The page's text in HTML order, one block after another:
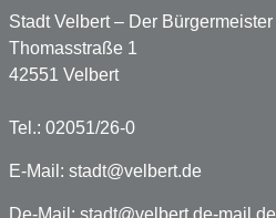
Stadt Velbert – Der Bürgermeister
Thomasstraße 1
42551 Velbert
Tel.: 02051/26-0
E-Mail: stadt@velbert.de
De-Mail: stadt@velbert.de-mail.de